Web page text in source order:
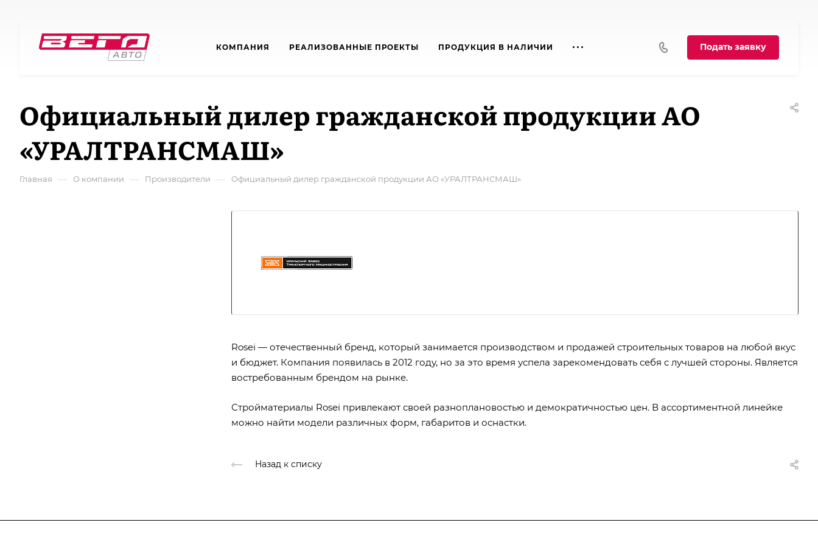
КОМПАНИЯ РЕАЛИЗОВАННЫЕ ПРОЕКТЫ ПРОДУКЦИЯ В НАЛИЧИИ Подать заявку
Официальный дилер гражданской продукции АО
«УРАЛТРАНСМАШ»
Главная — О компании — Производители — Официальный дилер гражданской продукции АО «УРАЛТРАНСМАШ»
Rosei — отечественный бренд, который занимается производством и продажей строительных товаров на любой вкус
и бюджет. Компания появилась в 2012 году, но за это время успела зарекомендовать себя с лучшей стороны. Является
востребованным брендом на рынке.
Стройматериалы Rosei привлекают своей разноплановостью и демократичностью цен. В ассортиментной линейке
можно найти модели различных форм, габаритов и оснастки.
Назад к списку